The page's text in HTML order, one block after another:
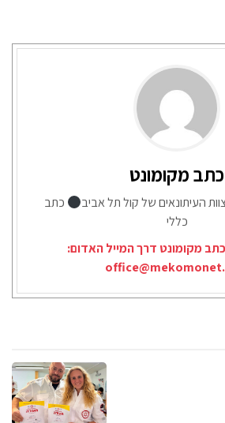
כתב מקומונט
העיתונאים של קול תל אביב
כתב
כללי
מקומונט דרך המייל האדום: